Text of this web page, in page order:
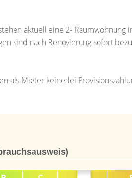
aktuell eine 2- Raumwohnung
sind nach Renovierung sofort
als Mieter keinerlei